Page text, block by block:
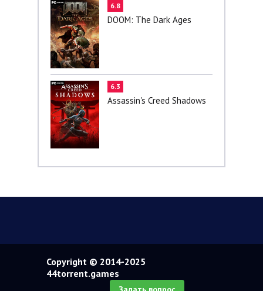
6.8
DOOM: The Dark Ages
6.3
Assassin's Creed Shadows
Copyright © 2014-2025
44torrent.games